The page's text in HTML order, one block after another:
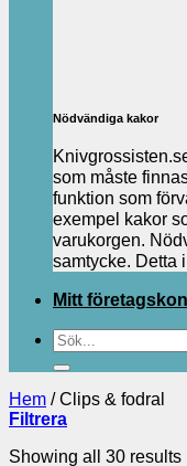
Nödvändiga kakor
som måste
funktion som
exempel kakor
varukorgen.
samtycke. Detta
Mitt
Sök
efter:
Hem /Clips & fodral
Filtrera
Showing all 30 results